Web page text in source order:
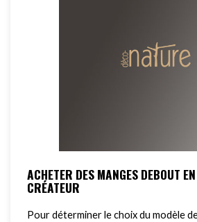
ACHETER DES MANGES DEBOUT
CRÉATEUR
Pour déterminer le choix du modèle